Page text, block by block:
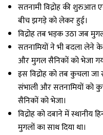
सतनामी विद्रोह की
बीच झगड़े को लेकर हुई।
विद्रोह तब भड़क उठा जब
सतनामियों ने भी बदला लेने
और मुगल सैनिकों को भेजा
इस विद्रोह को तब कुचला
संभाली और सतनामियों को
सैनिकों को भेजा।
विद्रोह को दबाने में स्थानीय
मुगलों का साथ दिया था।